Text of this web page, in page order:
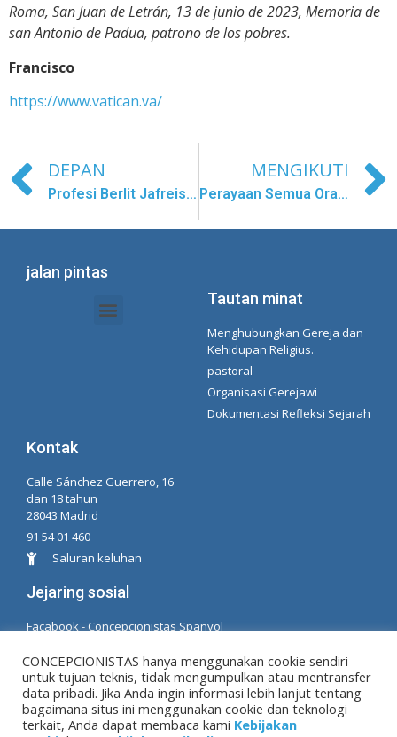
Roma, San Juan de Letrán, 13 de junio de 2023, Memoria de
san Antonio de Padua, patrono de los pobres.
Francisco
https://www.vatican.va/
DEPAN
Profesi Berlit Jafreisi Díaz
MENGIKUTI
Perayaan Semua Orang Suci di Kayu
jalan pintas
Tautan minat
Menghubungkan Gereja dan
Kehidupan Religius.
pastoral
Organisasi Gerejawi
Dokumentasi Refleksi Sejarah
Kontak
Calle Sánchez Guerrero, 16
dan 18 tahun
28043 Madrid
91 54 01 460
Saluran keluhan
Jejaring sosial
Facabook - Concepcionistas Spanyol
© Hak Cipta MM. konsepsi. Dikembangkan oleh LC.
TL
CONCEPCIONISTAS hanya menggunakan cookie sendiri
untuk tujuan teknis, tidak mengumpulkan atau mentransfer
data pribadi. Jika Anda ingin informasi lebih lanjut tentang
bagaimana situs ini menggunakan cookie dan teknologi
terkait, Anda dapat membaca kami Kebijakan